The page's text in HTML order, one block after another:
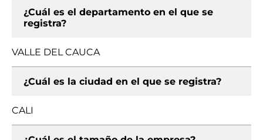
¿Cuál es el departamento en el que se
registra?
VALLE DEL CAUCA
¿Cuál es la ciudad en el que se registra?
CALI